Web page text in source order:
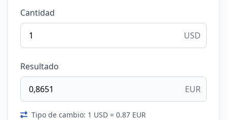
Cantidad
USD
Resultado
EUR
Tipo de cambio: 1 USD = 0.87 EUR